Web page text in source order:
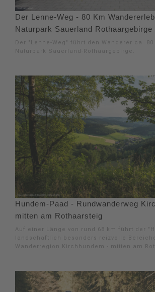
Der Lenne-Weg - 80 Km
Naturpark Sauerland Rothaargebirge
Der "Lenne-Weg" führt den Wanderer ca.
Naturpark Sauerland-Rothaargebirge.
Hundem-Paad - Rundwanderweg
mitten am Rothaarsteig
Auf einer Länge von rund 68 km führt der
landschaftlich besonders reizvolle
Wanderregion Kirchhundem - mitten am